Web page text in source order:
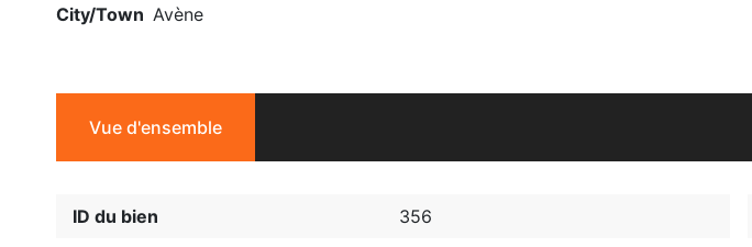
City/Town Avène
Vue d'ensemble
ID du bien
356